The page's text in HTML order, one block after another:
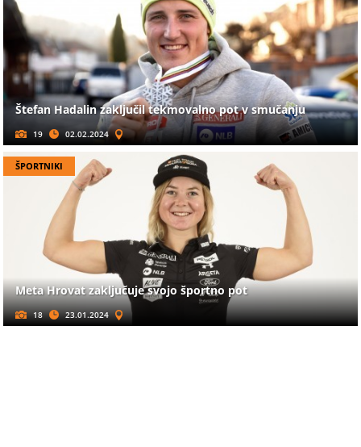
Štefan Hadalin zaključil tekmovalno pot v smučanju
19 02.02.2024
ŠPORTNIKI
Meta Hrovat zaključuje svojo športno pot
18 23.01.2024